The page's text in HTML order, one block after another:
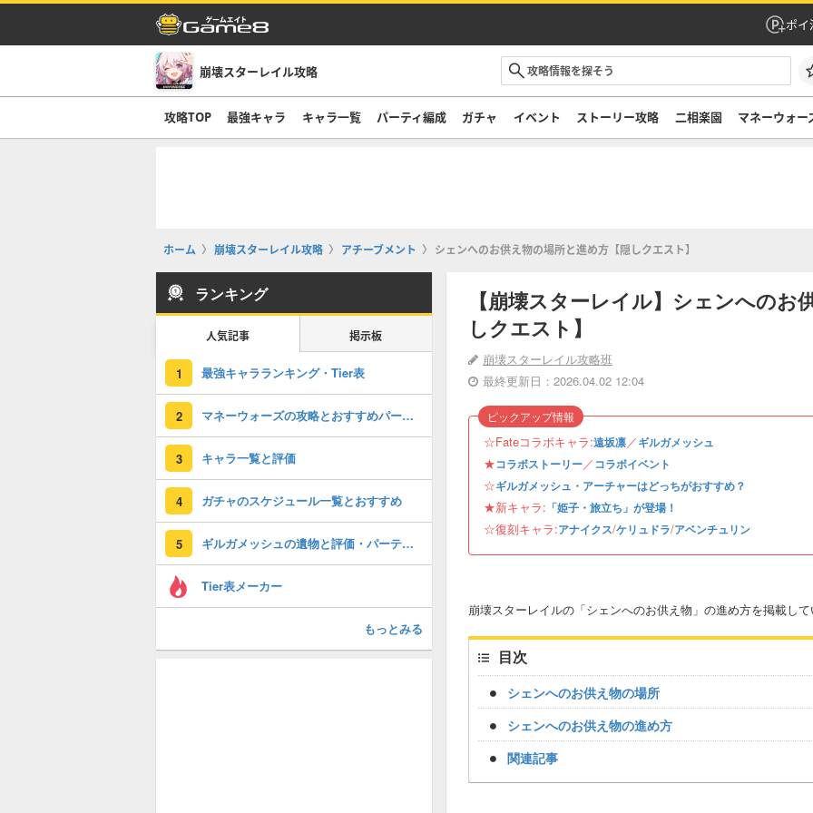
ポイ
崩壊スターレイル攻略
攻略TOP 最強キャラ キャラ一覧 パーティ編成 ガチャ イベント ストーリー攻略 二相楽園 マネーウォー
ホーム 崩壊スターレイル攻略 アチーブメント シェンへのお供え物の場所と進め方【隠しクエスト】
【崩壊スターレイル】シェンへのお
しクエスト】
崩壊スターレイル攻略班
最終更新日：2026.04.02 12:04
☆Fateコラボキャラ:遠坂凛／ギルガメッシュ
★コラボストーリー／コラボイベント
☆ギルガメッシュ・アーチャーはどっちがおすすめ？
★新キャラ: 「姫子・旅立ち」が登場！
☆復刻キャラ:アナイクス/ケリュドラ/アベンチュリン
ピックアップ情報
崩壊スターレイルの「シェンへのお供え物」の進め方を掲載し
目次
シェンへのお供え物の場所
シェンへのお供え物の進め方
関連記事
ランキング
人気記事 掲示板
1 最強キャラランキング・Tier表
2 マネーウォーズの攻略とおすすめパーティ編成
3 キャラ一覧と評価
4 ガチャのスケジュール一覧とおすすめ
5 ギルガメッシュの遺物と評価・パーティ編成
Tier表メーカー
もっとみる